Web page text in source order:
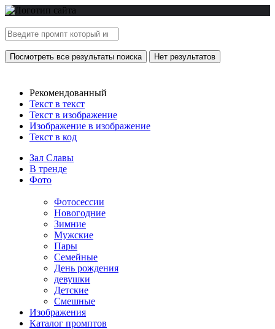
Посмотреть все результаты поиска Нет результатов
Рекомендованный
Текст в текст
Текст в изображение
Изображение в изображение
Текст в код
Зал Славы
В тренде
Фото
Фотосессии
Новогодние
Зимние
Мужские
Пары
Семейные
День рождения
девушки
Детские
Смешные
Изображения
Каталог промптов